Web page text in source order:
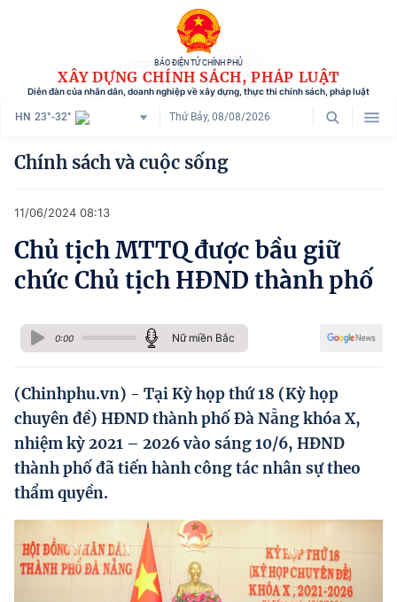
BÁO ĐIỆN TỬ CHÍNH PHỦ
XÂY DỰNG CHÍNH SÁCH, PHÁP LUẬT
Diễn đàn của nhân dân, doanh nghiệp về xây dựng, thực thi chính sách, pháp luật
HN 23°-32° Thứ Bảy, 08/08/2026
Danh mục
Tham vấn chính sách
Doanh nghiệp hiến kế
Hướng dẫn thực hiện chính sách
Phát triển kinh tế tư nhân và doanh nghiệp dân tộc
Ocop và chuỗi giá trị Nông sản
Doanh nghiệp dân tộc
Chính sách và cuộc sống
11/06/2024 08:13
Chủ tịch MTTQ được bầu giữ
chức Chủ tịch HĐND thành phố
0:00 Nữ miền Bắc
(Chinhphu.vn) - Tại Kỳ họp thứ 18 (Kỳ họp
chuyên đề) HĐND thành phố Đà Nẵng khóa X,
nhiệm kỳ 2021 – 2026 vào sáng 10/6, HĐND
thành phố đã tiến hành công tác nhân sự theo
thẩm quyền.